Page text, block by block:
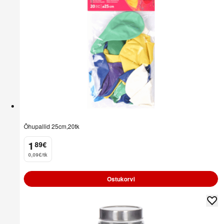
Õhupallid 25cm,20tk
1
. 89€
0,09€/tk
Ostukorvi